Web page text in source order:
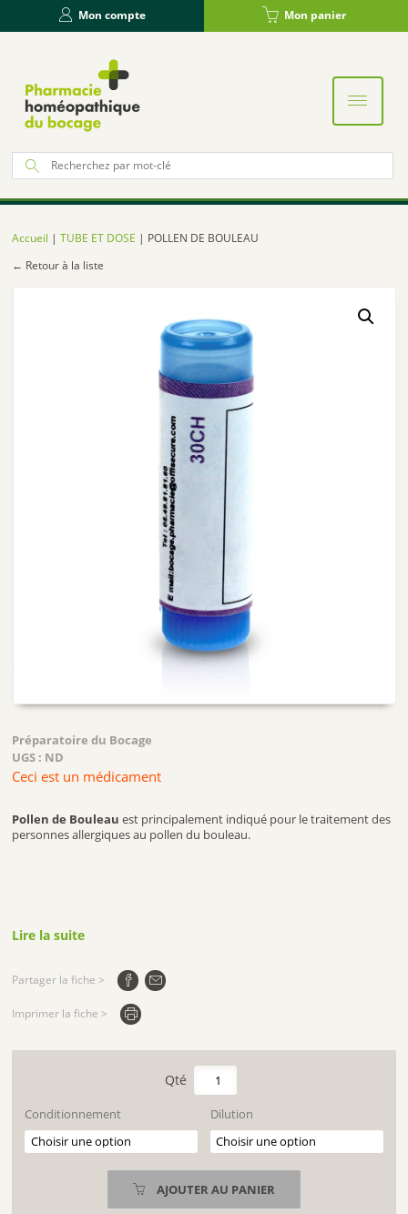
Mon compte Mon panier
:
Accueil |TUBE ET DOSE | POLLEN DE BOULEAU
← Retour à la liste
Préparatoire du Bocage
UGS : ND
Ceci est un médicament
Pollen de Bouleau est principalement indiqué pour le traitement des
personnes allergiques au pollen du bouleau.
Lire la suite
Partager la fiche >
Imprimer la fiche >
Conditionnement Dilution
quantité
de
POLLEN
DE
BOULEAU
AJOUTER AU PANIER
Panneau de gestion des cookies